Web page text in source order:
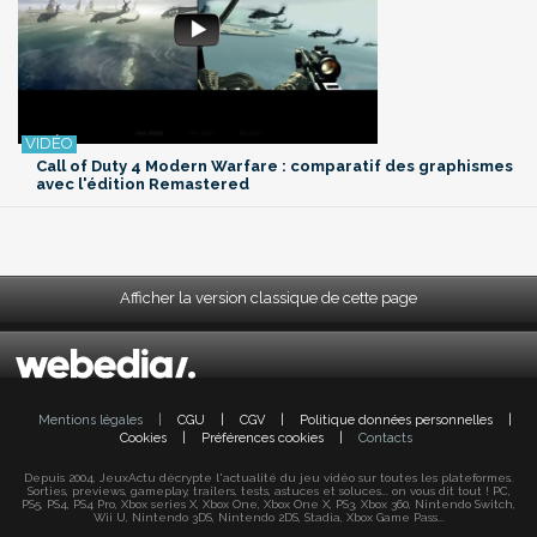
Call of Duty 4 Modern Warfare : comparatif des graphismes
avec l'édition Remastered
Afficher la version classique de cette page
Mentions légales CGU CGV Politique données personnelles
Cookies
Préférences cookies Contacts
Depuis 2004, JeuxActu décrypte l'actualité du jeu vidéo sur toutes les plateformes.
Sorties, previews, gameplay, trailers, tests, astuces et soluces... on vous dit tout ! PC,
PS5, PS4, PS4 Pro, Xbox series X, Xbox One, Xbox One X, PS3, Xbox 360, Nintendo Switch,
Wii U, Nintendo 3DS, Nintendo 2DS, Stadia, Xbox Game Pass...